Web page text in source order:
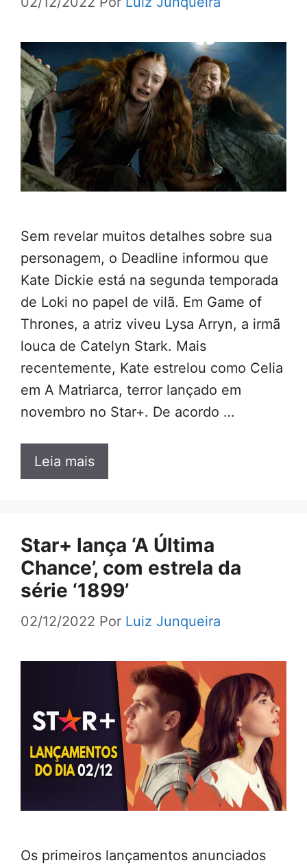
Sem revelar muitos detalhes sobre sua
personagem, o Deadline informou que
Kate Dickie está na segunda temporada
de Loki no papel de vilã. Em Game of
Thrones, a atriz viveu Lysa Arryn, a irmã
louca de Catelyn Stark. Mais
recentemente, Kate estrelou como Celia
em A Matriarca, terror lançado em
novembro no Star+. De acordo …
Leia mais
Star+ lança ‘A Última
Chance’, com estrela da
série ‘1899’
02/12/2022 Por Luiz Junqueira
Os primeiros lançamentos anunciados